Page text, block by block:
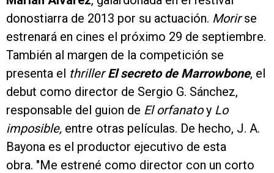
donostiarra de 2013 por su actuación. Morirse
estrenará en cines el próximo 29 de septiembre.
También al margen de la competición se
presenta el thrillerEl secreto de Marrowbone, el
debut como director de Sergio G. Sánchez,
responsable del guion de El orfanatoy Lo
imposible, entre otras películas. De hecho, J. A.
Bayona es el productor ejecutivo de esta
obra. "Me estrené como director con un corto